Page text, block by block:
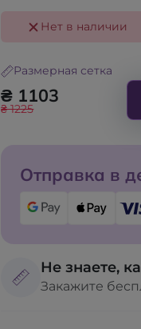
Нет в наличии
Размерная сетка
₴ 1103
₴ 1225
Отправка в
Не знаете,
Закажите